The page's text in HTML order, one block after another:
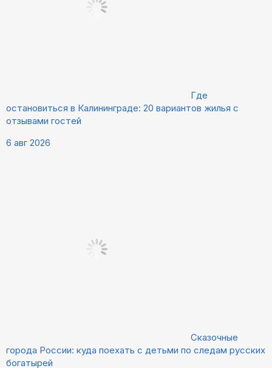
Где
остановиться в Калининграде: 20 вариантов жилья с
отзывами гостей
6 авг 2026
Сказочные
города России: куда поехать с детьми по следам русских
богатырей